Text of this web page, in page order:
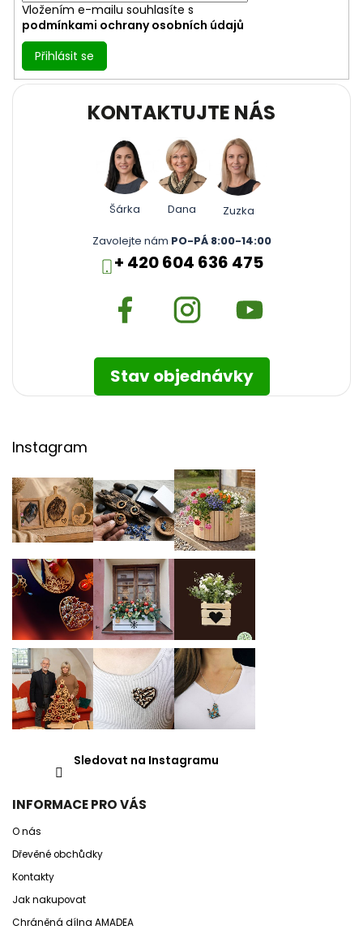
Vložením e-mailu souhlasíte s
podmínkami ochrany osobních údajů
Přihlásit se
KONTAKTUJTE NÁS
Šárka Dana
Zuzka
Zavolejte nám PO-PÁ 8:00-14:00
+ 420 604 636 475
Stav objednávky
Instagram
Sledovat na Instagramu
INFORMACE PRO VÁS
O nás
Dřevěné obchůdky
Kontakty
Jak nakupovat
Chráněná dílna AMADEA